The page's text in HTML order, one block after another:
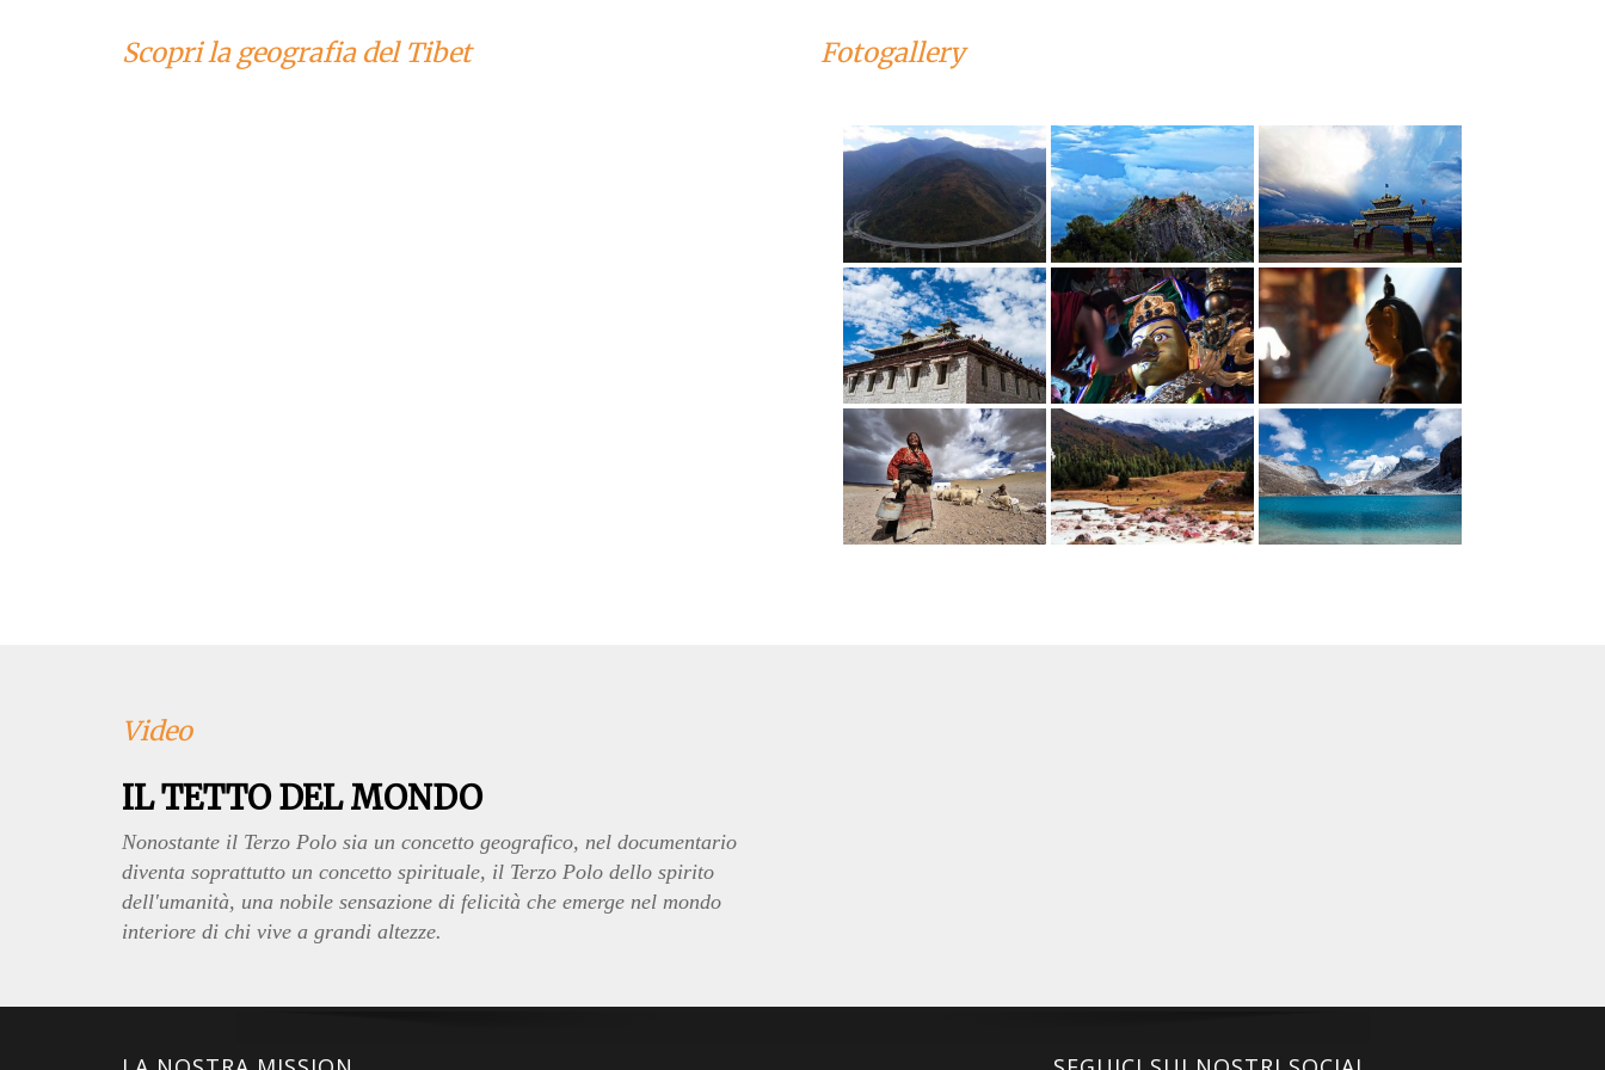
Scopri la geografia del Tibet Fotogallery
Video
IL TETTO DEL MONDO
Nonostante il Terzo Polo sia un concetto geografico, nel documentario
diventa soprattutto un concetto spirituale, il Terzo Polo dello spirito
dell'umanità, una nobile sensazione di felicità che emerge nel mondo
interiore di chi vive a grandi altezze.